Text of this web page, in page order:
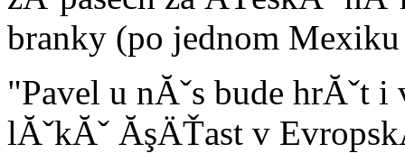
branky (po jednom
"Pavel u nĂˇs bude hrĂˇt
lĂˇkĂˇ ĂşÄŤast v